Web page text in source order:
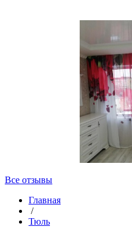
Все отзывы
Главная
/
Тюль